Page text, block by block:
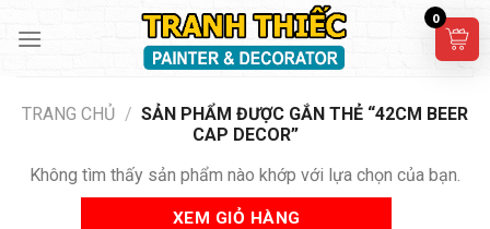
TRANG CHỦ / SẢN PHẨM ĐƯỢC GẮN THẺ “42CM BEER
CAP DECOR”
Không tìm thấy sản phẩm nào khớp với lựa chọn của bạn.
XEM GIỎ HÀNG
0